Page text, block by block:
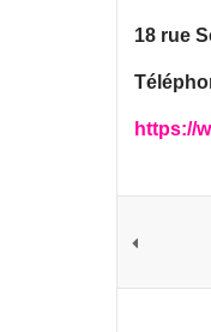
18 rue
https://